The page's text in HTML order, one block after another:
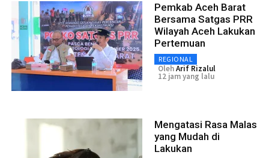
Pemkab Aceh Barat
Bersama Satgas PRR
Wilayah Aceh Lakukan
Pertemuan
REGIONAL
OlehArif Rizalul
12 jam yang lalu
Mengatasi Rasa Malas
yang Mudah di
Lakukan